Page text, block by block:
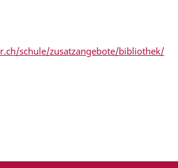
schule/zusatzangebote/bibliothek/